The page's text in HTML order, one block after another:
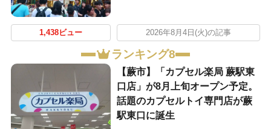
1,438ビュー 2026年8月4日(火)の記事
ランキング8
【蕨市】「カプセル楽局 蕨駅東
口店」が8月上旬オープン予定。
話題のカプセルトイ専門店が蕨
駅東口に誕生